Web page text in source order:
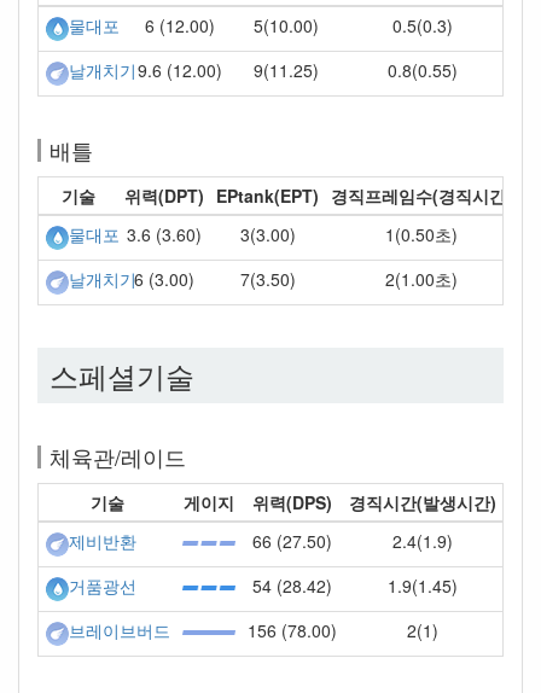
물대포
6 (12.00) 5(10.00)
0.5(0.3)
날개치기9.6 (12.00) 9(11.25) 0.8(0.55)
배틀
기술 위력(DPT) EPtank(EPT) 경직프레임수(경직시간)
물대포 3.6 (3.60) 3(3.00)
1(0.50초)
날개치기6 (3.00) 7(3.50) 2(1.00초)
스페셜기술
체육관/레이드
기술 게이지 위력(DPS)
경직시간(발생시간)
제비반환
66 (27.50)
2.4(1.9)
거품광선
54 (28.42)
1.9(1.45)
브레이브버드
156 (78.00) 2(1)